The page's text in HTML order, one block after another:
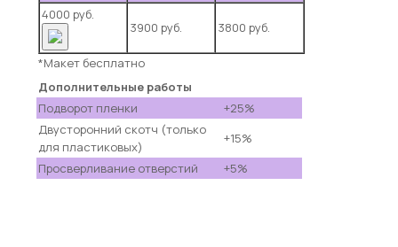
4000 руб.
3900 руб.
3800 руб.
*Макет бесплатно
Дополнительные работы
Подворот пленки
+25%
Двусторонний скотч (только
для пластиковых)
+15%
Просверливание отверстий
+5%